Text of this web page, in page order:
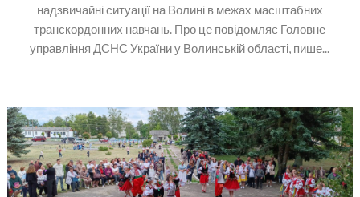
надзвичайні ситуації на Волині в межах масштабних
транскордонних навчань. Про це повідомляє Головне
управління ДСНС України у Волинській області, пише...